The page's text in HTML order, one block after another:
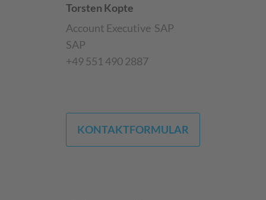
Torsten Kopte
Account Executive SAP
SAP
+49 551 490 2887
KONTAKTFORMULAR